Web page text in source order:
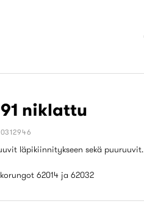
niklattu
läpikiinnitykseen sekä puuruuvit.
62014 ja 62032